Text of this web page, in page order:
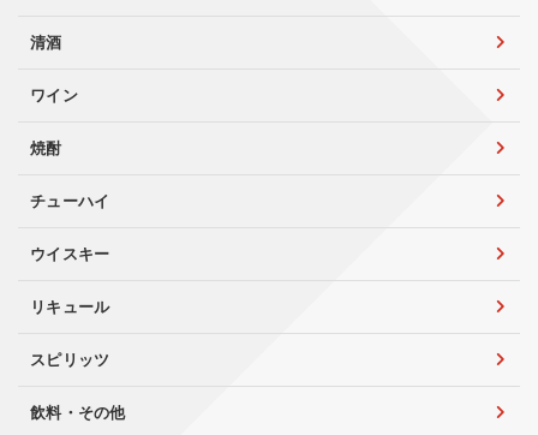
清酒
ワイン
焼酎
チューハイ
ウイスキー
リキュール
スピリッツ
飲料・その他